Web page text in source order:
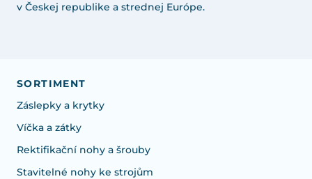
v Českej republike a strednej Európe.
SORTIMENT
Záslepky a krytky
Víčka a zátky
Rektifikační nohy a šrouby
Stavitelné nohy ke strojům